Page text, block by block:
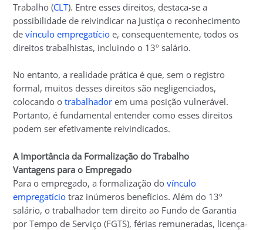
Trabalho (CLT). Entre esses direitos, destaca-se a
possibilidade de reivindicar na Justiça o reconhecimento
devínculo empregatício e, consequentemente, todos os
direitos trabalhistas, incluindo o 13º salário.
No entanto, a realidade prática é que, sem o registro
formal, muitos desses direitos são negligenciados,
colocando otrabalhador em uma posição vulnerável.
Portanto, é fundamental entender como esses direitos
podem ser efetivamente reivindicados.
A Importância da Formalização do Trabalho
Vantagens para o Empregado
Para o empregado, a formalização dovínculo
empregatício traz inúmeros benefícios. Além do 13º
salário, o trabalhador tem direito ao Fundo de Garantia
por Tempo de Serviço (FGTS), férias remuneradas, licença-